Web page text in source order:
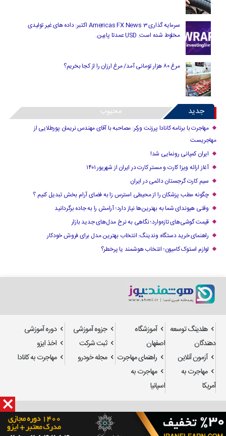
سرمایه گذاری Americas FX News 3 اکتبر: داده های غیر تولیدی
مخلوط شده است. USD عمدتا پایین.
مرغ ۸۰ هزار تومانی آمد/ مرغ ارزان را از کجا بخریم؟
جدید محبوب
مهاجرت با برنامه کانادا پرزنت ورکر: مصاحبه با آقای مهندس نریمان پورطلایی از
مهاجریست
ایران کمپانی رونمایی شد!
آغاز ارائه ویزا کارت و مستر کارت در ایران از شهریور ۱۴۰۱
سیم کارت گرجستان دائمی در ایران
چگونه مطب پزشکان را از محیطی استرس زا به فضای آرام بخش تبدیل کنیم ؟
وقتی هیوندای شما به بهترین‌ها نیاز دارد؛ آرامش را به جاده برگردانید
قیمت گوشی‌های تازه‌وارد؛ نگاهی به نرخ مدل‌های جدید بازار
راهنمای خرید دستگاه وندینگ: انتخاب بهترین مدل برای فروش خودکار
لوازم استوک کامیون؛ انتخاب هوشمند یا پرخطر؟
هلدینگ توسعه
دهندگان
آموزشگاه
اصفهان
جزوه آموزشی
دوره آموزشی
ثبت شرکت
اخذ ایزو
آزمون آنلاین
راهنمای مهاجرت مجله خودرو
مهاجرت به کانادا
مهاجرت به
آمریکا
مهاجرت به
اسپانیا